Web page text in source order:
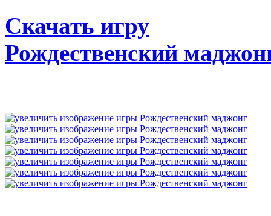
Скачать игру
Рождественский